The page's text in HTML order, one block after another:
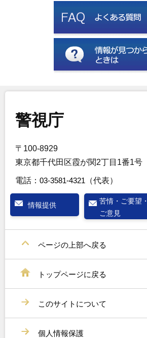
警視庁
〒100-8929
東京都千代田区霞が関2丁目1番1号
電話： 03-3581-4321 （代表）
情報提供
苦情・ご要望・
ご意見
ページの上部へ戻る
トップページに戻る
このサイトについて
個人情報保護